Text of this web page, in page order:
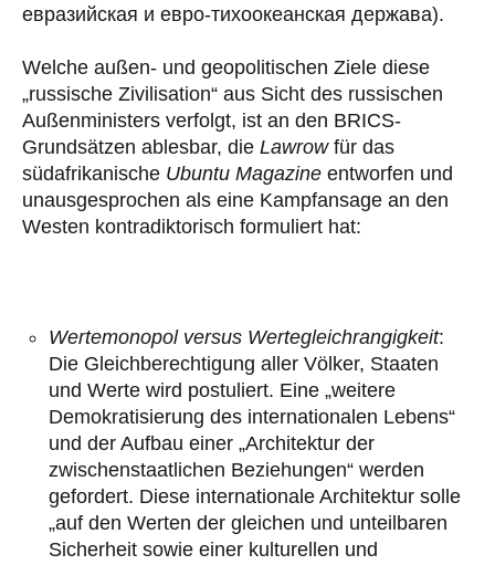
евразийская и евро-тихоокеанская держава).
Welche außen- und geopolitischen Ziele diese
„russische Zivilisation“ aus Sicht des russischen
Außenministers verfolgt, ist an den BRICS-
Grundsätzen ablesbar, die Lawrowfür das
südafrikanische Ubuntu Magazine entworfen und
unausgesprochen als eine Kampfansage an den
Westen kontradiktorisch formuliert hat:
Wertemonopol versus Wertegleichrangigkeit:
Die Gleichberechtigung aller Völker, Staaten
und Werte wird postuliert. Eine „weitere
Demokratisierung des internationalen Lebens“
und der Aufbau einer „Architektur der
zwischenstaatlichen Beziehungen“ werden
gefordert. Diese internationale Architektur solle
„auf den Werten der gleichen und unteilbaren
Sicherheit sowie einer kulturellen und